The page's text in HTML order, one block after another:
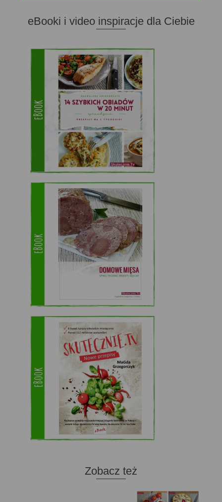
eBooki i video inspiracje dla Ciebie
Zobacz też